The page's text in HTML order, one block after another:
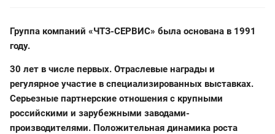
Группа компаний «ЧТЗ-СЕРВИС» была основана в 1991
году.
30 лет в числе первых. Отраслевые награды и
регулярное участие в специализированных выставках.
Серьезные партнерские отношения с крупными
российскими и зарубежными заводами-
производителями. Положительная динамика роста